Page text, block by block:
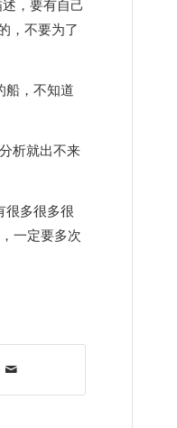
，要有自己
，不要为了
船，不知道
析就出不来
很多很多很
一定要多次